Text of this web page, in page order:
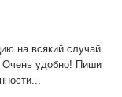
на всякий случай
Очень удобно! Пиши